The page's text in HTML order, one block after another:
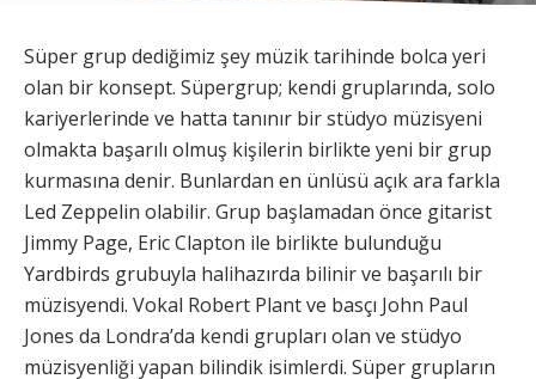
Süper grup dediğimiz şey müzik tarihinde bolca yeri
olan bir konsept. Süpergrup; kendi gruplarında, solo
kariyerlerinde ve hatta tanınır bir stüdyo müzisyeni
olmakta başarılı olmuş kişilerin birlikte yeni bir grup
kurmasına denir. Bunlardan en ünlüsü açık ara farkla
Led Zeppelin olabilir. Grup başlamadan önce gitarist
Jimmy Page, Eric Clapton ile birlikte bulunduğu
Yardbirds grubuyla halihazırda bilinir ve başarılı bir
müzisyendi. Vokal Robert Plant ve basçı John Paul
Jones da Londra’da kendi grupları olan ve stüdyo
müzisyenliği yapan bilindik isimlerdi. Süper grupların